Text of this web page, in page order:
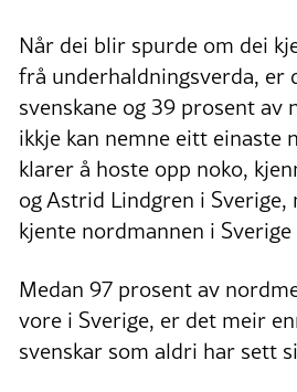
Når dei blir spurde om dei
frå underhaldningsverda, er
svenskane og 39 prosent av
ikkje kan nemne eitt einaste
klarer å hoste opp noko,
og Astrid Lindgren i Sverige,
kjente nordmannen i
Medan 97 prosent av
vore i Sverige, er det meir
svenskar som aldri har sett